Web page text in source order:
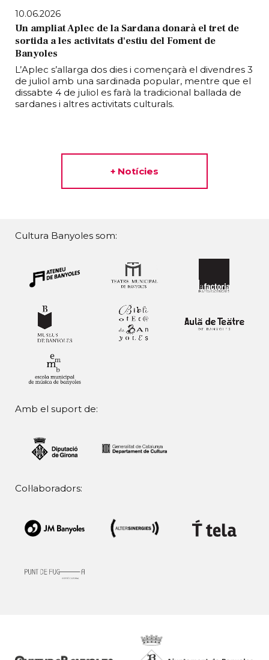
10.06.2026
Un ampliat Aplec de la Sardana donarà el tret de
sortida a les activitats d'estiu del Foment de
Banyoles
L’Aplec s’allarga dos dies i començarà el divendres 3
de juliol amb una sardinada popular, mentre que el
dissabte 4 de juliol es farà la tradicional ballada de
sardanes i altres activitats culturals.
+ Notícies
Cultura Banyoles som:
Amb el suport de:
Col·laboradors: